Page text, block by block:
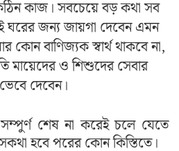
কাজ। সবচেয়ে বড় কথা সব
ঘরের জন্য জায়গা দেবেন এমন
কোন বাণিজ্যক স্বার্থ থাকবে না,
মায়েদের ও শিশুদের সেবার
দেবেন।
শেষ না করেই চলে যেতে
হবে পরের কোন কিস্তিতে।